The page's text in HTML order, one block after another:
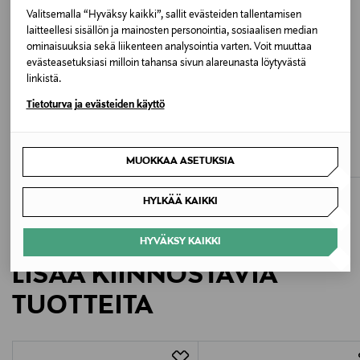
Valitsemalla “Hyväksy kaikki”, sallit evästeiden tallentamisen
laitteellesi sisällön ja mainosten personointia, sosiaalisen median
ominaisuuksia sekä liikenteen analysointia varten. Voit muuttaa
evästeasetuksiasi milloin tahansa sivun alareunasta löytyvästä
linkistä.
Tietoturva ja evästeiden käyttö
MUOKKAA ASETUKSIA
HYLKÄÄ KAIKKI
HYVÄKSY KAIKKI
WHITE
Valmistusmaa
https://uiswim.com/pages/contact
ALE –40%
uimapuku
Discounted Price
63,00 € Original Price
107,00 €
LISÄÄ KIINNOSTAVIA
TUOTTEITA